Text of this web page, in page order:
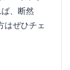
、断然
はぜひチェ